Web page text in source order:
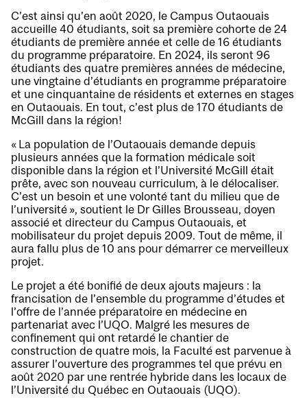
C’est ainsi qu’en août 2020, le Campus Outaouais
accueille 40 étudiants, soit sa première cohorte de 24
étudiants de première année et celle de 16 étudiants
du programme préparatoire. En 2024, ils seront 96
étudiants des quatre premières années de médecine,
une vingtaine d’étudiants en programme préparatoire
et une cinquantaine de résidents et externes en stages
en Outaouais. En tout, c’est plus de 170 étudiants de
McGill dans la région!
« La population de l’Outaouais demande depuis
plusieurs années que la formation médicale soit
disponible dans la région et l’Université McGill était
prête, avec son nouveau curriculum, à le délocaliser.
C’est un besoin et une volonté tant du milieu que de
l’université », soutient le Dr Gilles Brousseau, doyen
associé et directeur du Campus Outaouais, et
mobilisateur du projet depuis 2009. Tout de même, il
aura fallu plus de 10 ans pour démarrer ce merveilleux
projet.
Le projet a été bonifié de deux ajouts majeurs : la
francisation de l’ensemble du programme d’études et
l’offre de l’année préparatoire en médecine en
partenariat avec l’UQO. Malgré les mesures de
confinement qui ont retardé le chantier de
construction de quatre mois, la Faculté est parvenue à
assurer l’ouverture des programmes tel que prévu en
août 2020 par une rentrée hybride dans les locaux de
l’Université du Québec en Outaouais (UQO).